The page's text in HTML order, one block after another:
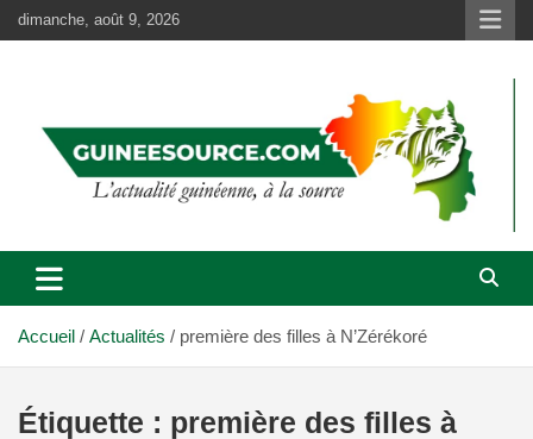
Aller
au
dimanche, août 9, 2026
Accueil Actualités première des filles à N’Zérékoré
Étiquette : première des filles à